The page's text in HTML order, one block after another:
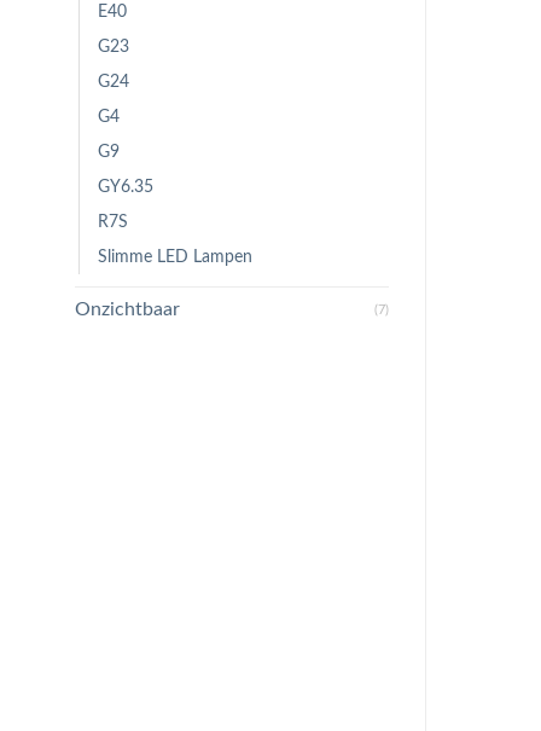
E40
G23
G24
G4
G9
GY6.35
R7S
Slimme LED Lampen
Onzichtbaar (7)